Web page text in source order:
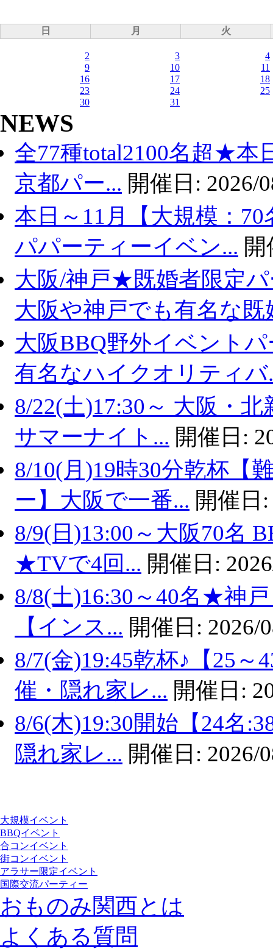
日 月 火
2 3
4
9
10
11
16
17
18
23
24
25
30
31
NEWS
全77種total2100名超★本
京都パー... 開催日: 2026/
本日～11月【大規模：
パパーティーイベン...
大阪/神戸★既婚者限定
大阪や神戸でも有名な既
大阪BBQ野外イベント
有名なハイクオリティバ
8/22(土)17:30～ 大阪・
サマーナイト... 開催日:
8/10(月)19時30分乾杯【
ー】大阪で一番... 開催日
8/9(日)13:00～大阪70名
★TVで4回... 開催日:
8/8(土)16:30～40名★神
【インス... 開催日: 2026/
8/7(金)19:45乾杯♪【25
催・隠れ家レ... 開催日:
8/6(木)19:30開始【24名
隠れ家レ... 開催日: 2026/
大規模イベント
BBQイベント
合コンイベント
街コンイベント
アラサー限定イベント
国際交流パーティー
おものみ関西とは
よくある質問